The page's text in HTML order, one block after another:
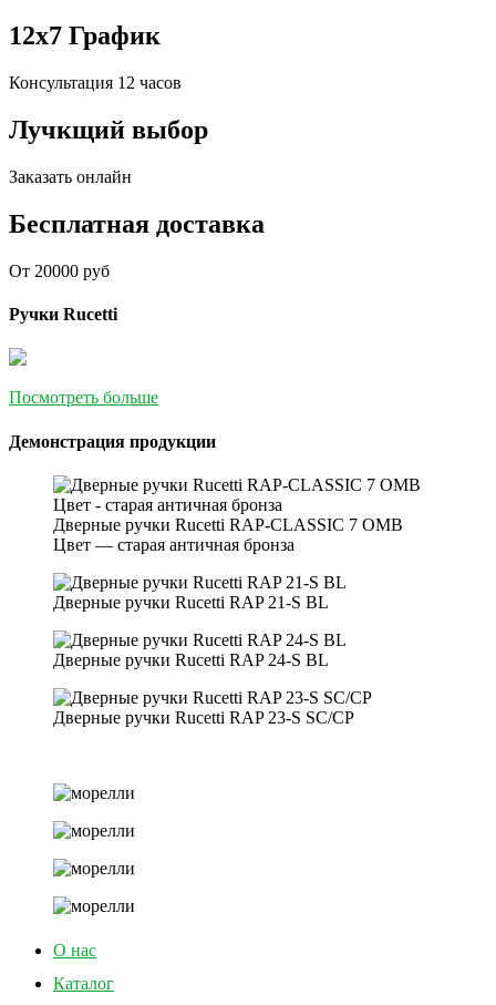
12x7 График
Консультация 12 часов
Лучкщий выбор
Заказать онлайн
Бесплатная доставка
От 20000 руб
Ручки Rucetti
Посмотреть больше
Демонстрация продукции
Дверные ручки Rucetti RAP-CLASSIC 7 OMB
Цвет — старая античная бронза
Дверные ручки Rucetti RAP 21-S BL
Дверные ручки Rucetti RAP 24-S BL
Дверные ручки Rucetti RAP 23-S SC/CP
О нас
Каталог